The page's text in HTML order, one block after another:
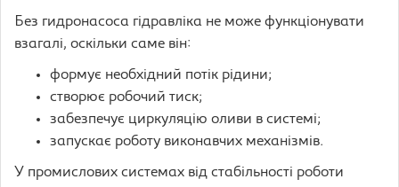
Без гидронасоса гідравліка не може функціонувати
взагалі, оскільки саме він:
формує необхідний потік рідини;
створює робочий тиск;
забезпечує циркуляцію оливи в системі;
запускає роботу виконавчих механізмів.
У промислових системах від стабільності роботи